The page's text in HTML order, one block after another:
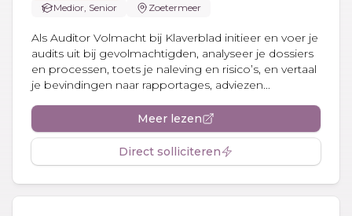
Medior, Senior
Zoetermeer
Als Auditor Volmacht bij Klaverblad initieer en voer je
audits uit bij gevolmachtigden, analyseer je dossiers
en processen, toets je naleving en risico’s, en vertaal
je bevindingen naar rapportages, adviezen...
Meer lezen
Direct solliciteren